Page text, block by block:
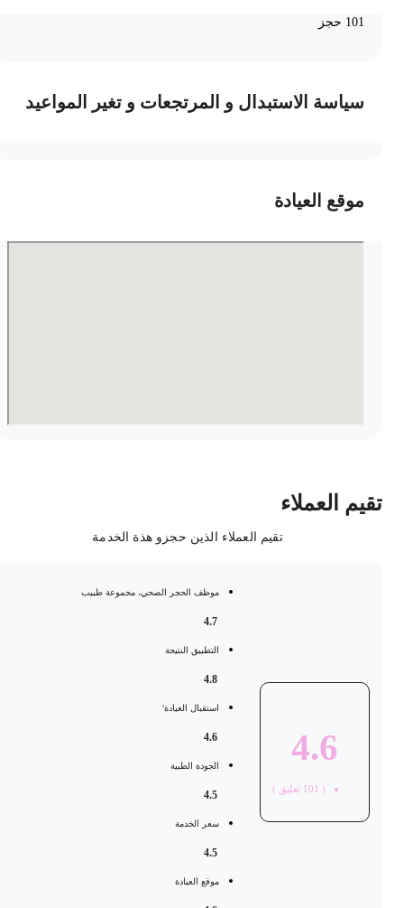
سياسة الاستبدال و المرتجعات و تغير المواعيد
موقع العيادة
العملاء
تقيم العملاء الذين حجزو هذة الخدمة
4.6
101 تعليق )
موظف الحجر الصحي، مجموعة طبيب
التطبيق النتيجة
استقبال العيادة'
الجودة الطبية
سعر الخدمة
موقع العيادة